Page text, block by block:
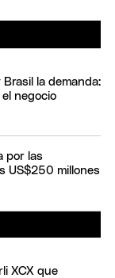
la demanda:
negocio
por las
US$250 millones
XCX que